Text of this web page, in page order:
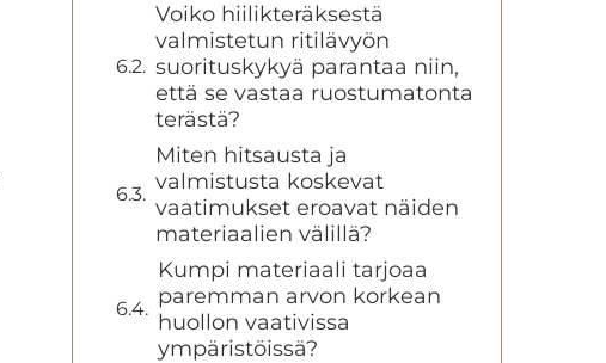
Voiko hiilikteräksestä
valmistetun ritilävyön
suorituskykyä parantaa niin,
että se vastaa ruostumatonta
terästä?
Miten hitsausta ja
valmistusta koskevat
vaatimukset eroavat näiden
materiaalien välillä?
Kumpi materiaali tarjoaa
paremman arvon korkean
huollon vaativissa
ympäristöissä?